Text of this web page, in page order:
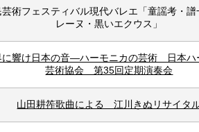
芸術フェスティバル現代バレエ「童謡考・
レーヌ・黒いエクウス」
に響け日本の音―ハーモニカの芸術 日本ハ
芸術協会 第35回定期演奏会
山田耕筰歌曲による 江川きぬリサイタ